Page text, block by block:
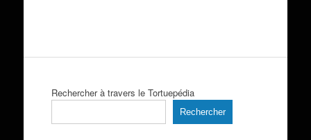
Rechercher à travers le Tortuepédia
Rechercher